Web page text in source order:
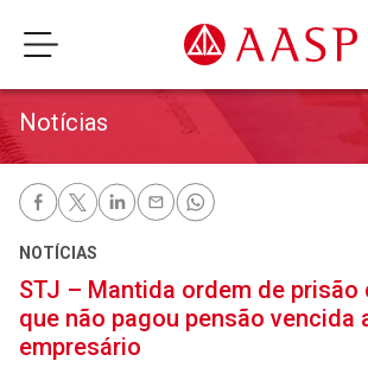
Notícias
NOTÍCIAS
STJ – Mantida ordem de prisão
que não pagou pensão vencida
empresário